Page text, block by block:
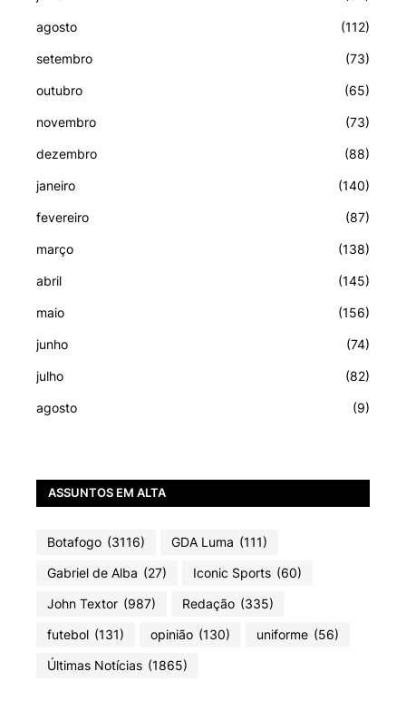
agosto (112)
setembro (73)
outubro (65)
novembro (73)
dezembro (88)
janeiro (140)
fevereiro (87)
março (138)
abril (145)
maio (156)
junho (74)
julho (82)
agosto (9)
ASSUNTOS EM ALTA
Botafogo (3116) GDA Luma (111)
Gabriel de Alba (27) Iconic Sports (60)
John Textor (987) Redação (335)
futebol (131) opinião (130) uniforme (56)
Últimas Notícias (1865)